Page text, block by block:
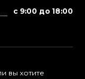
с 9:00 до 18:00
вы хотите